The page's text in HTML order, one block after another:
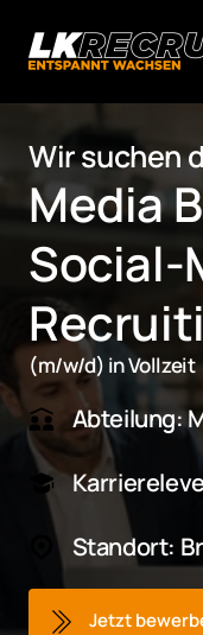
Wir suchen
Media
Social-
(m/w/d) in Vollzeit
Abteilung:
Standort:
Jetzt